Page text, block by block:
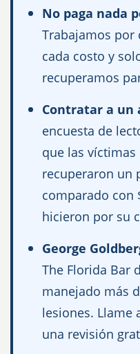
No paga nada
Trabajamos por
cada costo y
recuperamos
Contratar a un
encuesta de
que las
recuperaron un
comparado con
hicieron por su
George
The Florida Bar
manejado más
lesiones. Llame
una revisión